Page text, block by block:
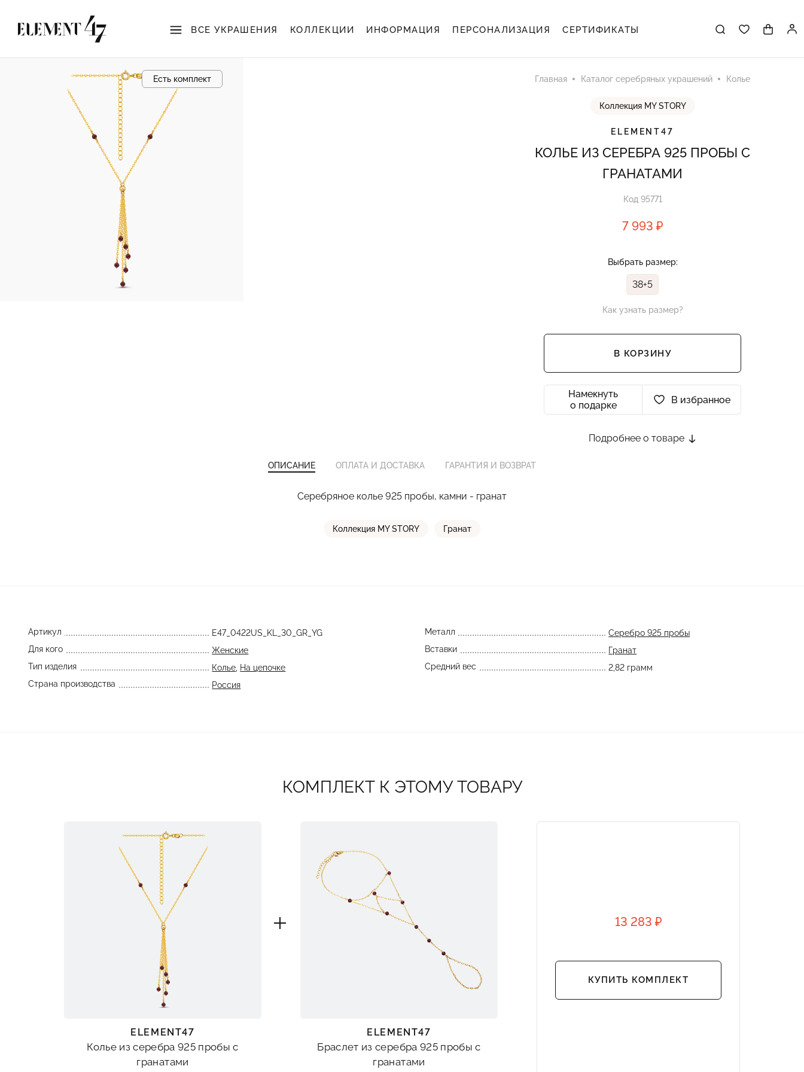
ВСЕ УКРАШЕНИЯ КОЛЛЕКЦИИ ИНФОРМАЦИЯ ПЕРСОНАЛИЗАЦИЯ СЕРТИФИКАТЫ
Есть комплект Главная Каталог серебряных украшений Колье
Коллекция MY STORY
ELEMENT47
КОЛЬЕ ИЗ СЕРЕБРА 925 ПРОБЫ С
ГРАНАТАМИ
Код 95771
7 993 ₽
Выбрать размер:
38+5
Как узнать размер?
В КОРЗИНУ
Намекнуть
о подарке
В избранное
Подробнее о товаре
ОПИСАНИЕ ОПЛАТА И ДОСТАВКА ГАРАНТИЯ И ВОЗВРАТ
Серебряное колье 925 пробы, камни - гранат
Коллекция MY STORY Гранат
Артикул
E47_0422US_KL_30_GR_YG
Для кого
Женские
Тип изделия
Колье На цепочке
Страна производства
Россия
Металл
Серебро 925 пробы
Вставки
Гранат
Средний вес
2,82 грамм
КОМПЛЕКТ К ЭТОМУ ТОВАРУ
ELEMENT47
Колье из серебра 925 пробы с
гранатами
ELEMENT47
Браслет из серебра 925 пробы с
гранатами
13 283 ₽
КУПИТЬ КОМПЛЕКТ